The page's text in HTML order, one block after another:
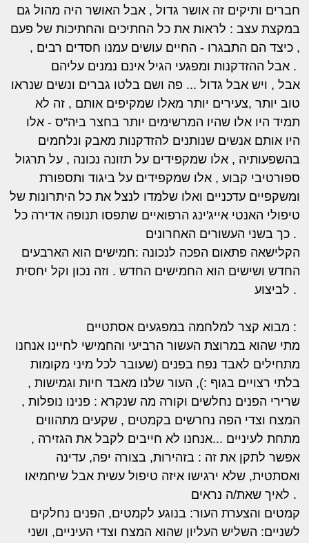
חברים ותיקים זה אושר גדול , אבל האושר היה מהול גם
במקצת עצב : לראות את כל החתיכים והחתיכות של פעם
, כיצד הם התבגרו - החיים עושים עמנו חסדים רבים ,
אבל ההזדקנות ומפגעי הגיל אינם נמנים עליהם .
אבל , ויש אבל גדול ... פה ושם בלטו גברים ונשים שנראו
טוב יותר ,צעירים יותר מאלו שמקיפים אותם , זה לא
תמיד היו אלו שהיו המרשימים יותר בחצר ביה"ס - אלו
היו אותם אנשים שנותנים להזדקנות מאבק ונלחמים
בהשפעותיה , אלו שמקפידים על תזונה נכונה , על תרגול
ספורטיבי קבוע , אלו שמקפידים על ביגוד ותספורת
ומשקפיים עדכניים ואלו שלמדו לנצל את כל היתרונות של
טיפולי האנטי אייג'ינג הרפואיים שתפסו תנופה אדירה כל
כך בשני העשורים האחרונים .
הקלישאה פתאום הפכה לנכונה :חמישים הוא הארבעים
החדש ושישים הוא החמישים החדש . וזה נכון וקל יחסית
לביצוע .
מבוא קצר למלחמה במפגעים אסתטיים :
מתי שהוא במרוצת העשור הרביעי והחמישי לחיינו אנחנו
מתחילים לאבד נפח בפנים (שעובר לכל מיני מקומות
בלתי רצויים בגוף :), העור שלנו מאבד חיות וגמישות ,
שרירי הפנים נחלשים וקורה מה שנקרא : פנינו נופלות ,
המצח וצדי הפה נחרשים בקמטים , שקעים מתהווים
מתחת לעיניים ...אנחנו לא חייבים לקבל את הגזירה ,
אפשר לתקן את זה : בזהירות, בצורה יפה, עדינה
ואסתטית, שלא ירגישו איזה טיפול עשית אבל שיחמיאו
לאיך שאת/ה נראים .
קמטים והצערת העור: בנוגע לקמטים, הפנים נחלקים
לשניים: השליש העליון שהוא המצח וצדי העיניים, ושני